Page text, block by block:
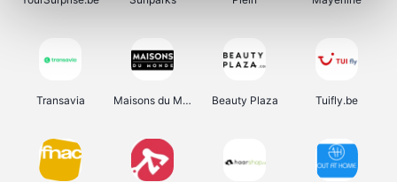
Transavia Maisons du Monde Beauty Plaza Tuifly.be